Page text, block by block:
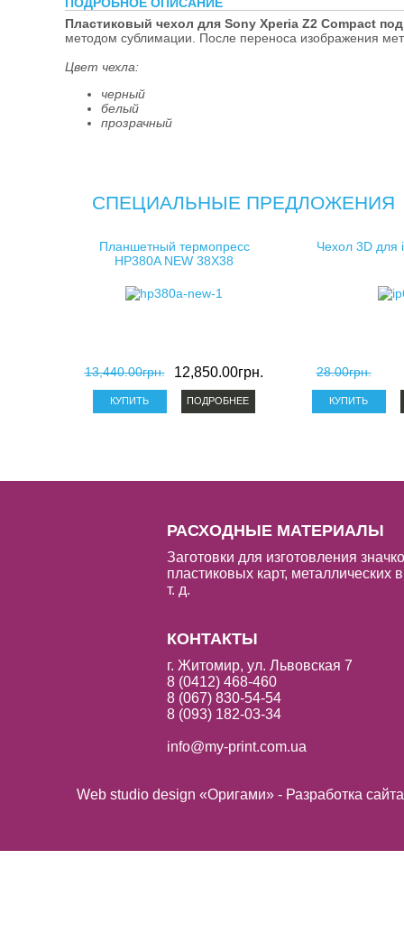
косметички
клатчи для
Пластиковый чехол для Sony Xperia Z2 Compact
методом сублимации. После переноса изображения
Цвет чехла:
черный
белый
прозрачный
СПЕЦИАЛЬНЫЕ ПРЕДЛОЖЕНИЯ
Планшетный термопресс
HP380A NEW 38X38
13,440.00грн. 12,850.00грн.
ПОДРОБНЕЕ
Чехол 3D для
28.00грн.
РАСХОДНЫЕ МАТЕРИАЛЫ
Заготовки для изготовления
пластиковых карт, металлических
т. д.
КОНТАКТЫ
г. Житомир, ул. Львовская 7
8 (0412) 468-460
8 (067) 830-54-54
8 (093) 182-03-34
info@my-print.com.ua
Web studio design «Оригами» - Разработка